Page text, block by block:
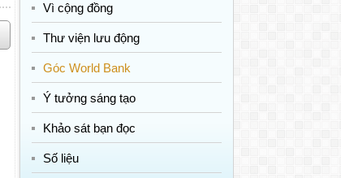
Vì cộng đồng
Thư viện lưu động
Góc World Bank
Ý tưởng sáng tạo
Khảo sát bạn đọc
Số liệu